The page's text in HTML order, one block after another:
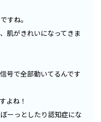
すね。
肌がきれいになってきま
号で全部動いてるんです
よね！
ーっとしたり認知症にな